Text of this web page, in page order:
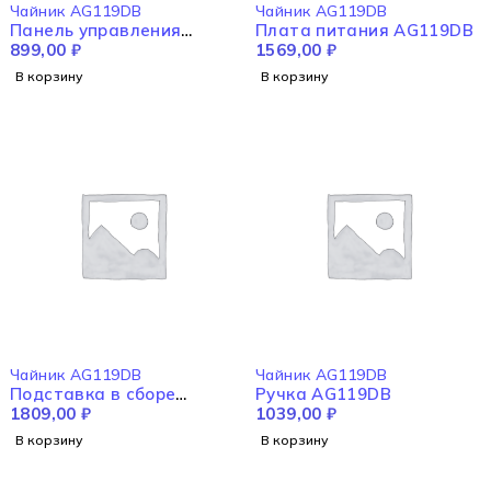
Чайник AG119DB
Панель управления
AG119DB
899,00 ₽
В корзину
Чайник AG119DB
Плата питания AG119DB
1569,00 ₽
В корзину
Чайник AG119DB
Подставка в сборе
AG119DB
1809,00 ₽
В корзину
Чайник AG119DB
Ручка AG119DB
1039,00 ₽
В корзину